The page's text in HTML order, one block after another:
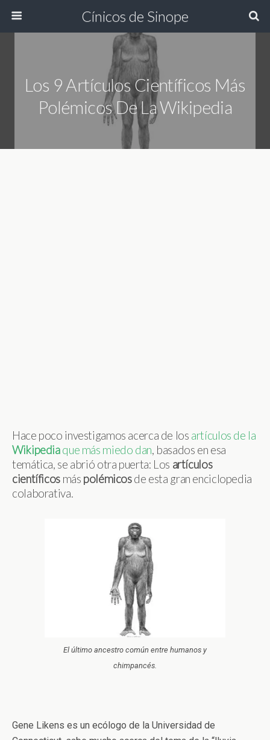
Cínicos de Sinope
Los 9 Artículos Científicos Más
Polémicos De La Wikipedia
Hace poco investigamos acerca de los artículos de la
Wikipediaque más miedo dan, basados en esa
temática, se abrió otra puerta: Los artículos
científicosmás polémicosde esta gran enciclopedia
colaborativa.
El último ancestro común entre humanos y
chimpancés.
Gene Likens es un ecólogo de la Universidad de